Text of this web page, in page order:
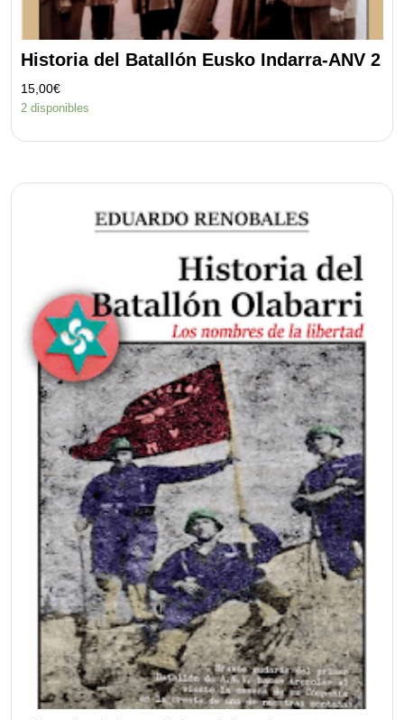
Historia del Batallón Eusko Indarra-ANV 2
15,00€
2 disponibles